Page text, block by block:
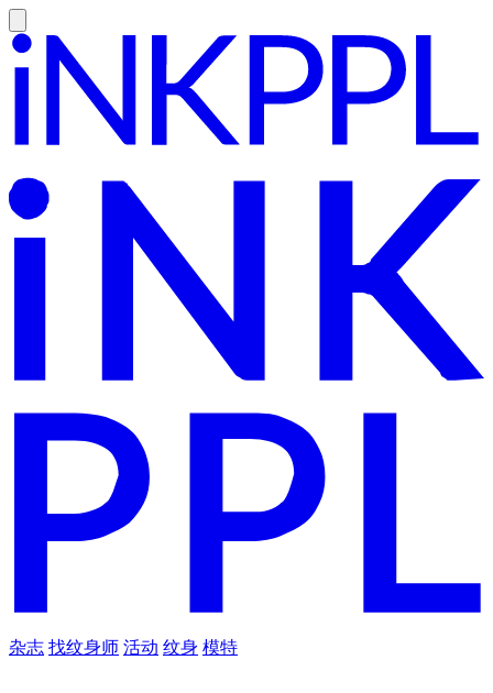
杂志 找纹身师 活动 纹身 模特